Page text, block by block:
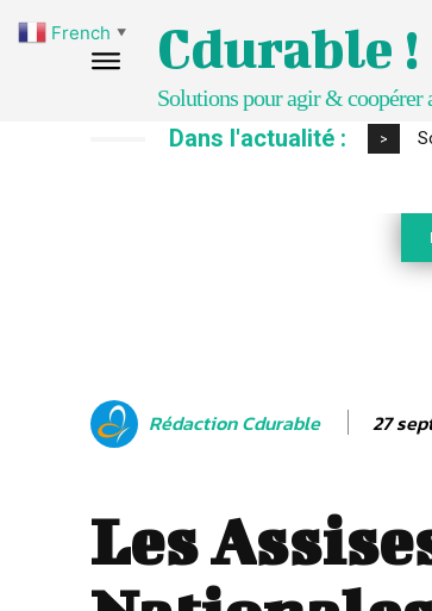
Cdurable !
Solutions pour agir & coopérer
Dans l'actualité : >
Rédaction Cdurable 27
Les
French ▼